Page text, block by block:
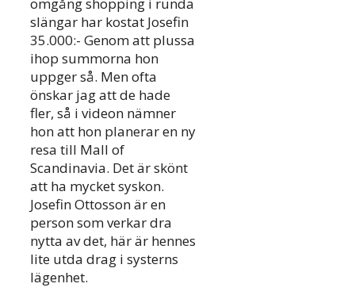
omgång shopping i runda
slängar har kostat Josefin
35.000:- Genom att plussa
ihop summorna hon
uppger så. Men ofta
önskar jag att de hade
fler, så i videon nämner
hon att hon planerar en ny
resa till Mall of
Scandinavia. Det är skönt
att ha mycket syskon.
Josefin Ottosson är en
person som verkar dra
nytta av det, här är hennes
lite utda drag i systerns
lägenhet.